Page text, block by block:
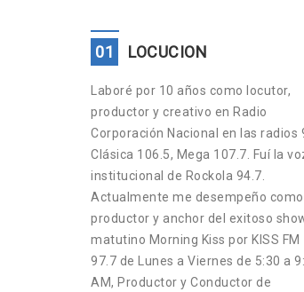
01 LOCUCION
Laboré por 10 años como locutor,
productor y creativo en Radio
Corporación Nacional en las radios
Clásica 106.5, Mega 107.7. Fuí la
institucional de Rockola 94.7.
Actualmente me desempeño como
productor y anchor del exitoso
matutino Morning Kiss por KISS FM
97.7 de Lunes a Viernes de 5:30 a
AM, Productor y Conductor de